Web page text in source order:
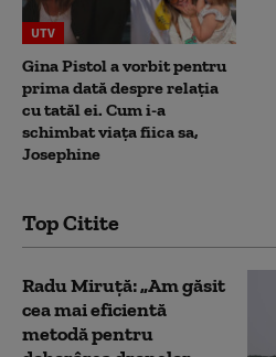
UTV
Gina Pistol a vorbit pentru
prima dată despre relația
cu tatăl ei. Cum i-a
schimbat viața fiica sa,
Josephine
Top Citite
Radu Miruță: „Am găsit
cea mai eficientă
metodă pentru